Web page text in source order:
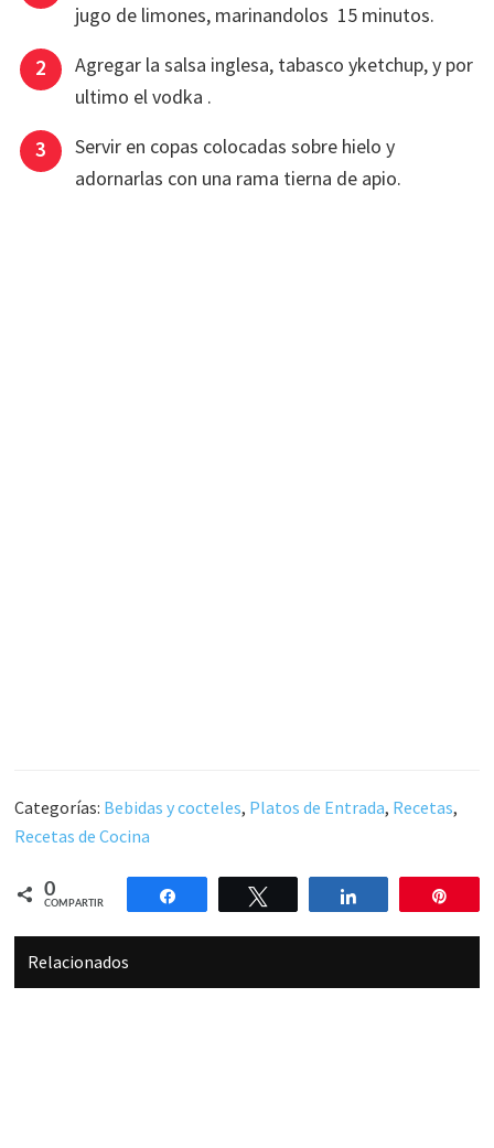
jugo de limones, marinandolos 15 minutos.
Agregar la salsa inglesa, tabasco yketchup, y por
ultimo el vodka .
Servir en copas colocadas sobre hielo y
adornarlas con una rama tierna de apio.
Categorías: Bebidas y cocteles, Platos de Entrada, Recetas,
Recetas de Cocina
0
COMPARTIR
Compartir Compartir
Relacionados